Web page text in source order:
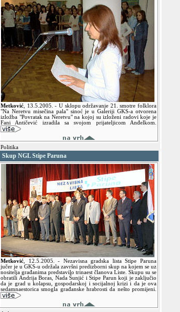
Metković 13.5.2005.- U sklopu održavanje 21. smotre folklora
"Na Neretvu misečina pala" sinoć je u Galeriji GKS-a otvorena
izložba "Povratak na Neretvu" na kojoj su izloženi radovi koje je
Fani Antičević izradila sa svojom prijateljicom Anđelkom.
Politika
Skup NGL Stipe Paruna
Metković 12.5.2005.- Nezavisna gradska lista Stipe Paruna
jučer je u GKS-u održala završni predizborni skup na kojem se uz
nositelja građanima predstavilo trinaest članova Liste. Skupu su se
obratili Andrija Boras, Nada Šunjić i Stipe Parun koji je zaključio
da je grad u kolapsu, gospodarskoj i socijalnoj krizi i da je ova
sedamnaestorica smogla građanske hrabrosti da nešto promijeni.